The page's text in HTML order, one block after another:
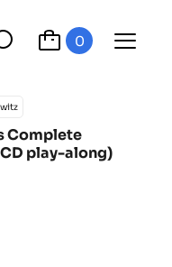
0
Complete
play-along)